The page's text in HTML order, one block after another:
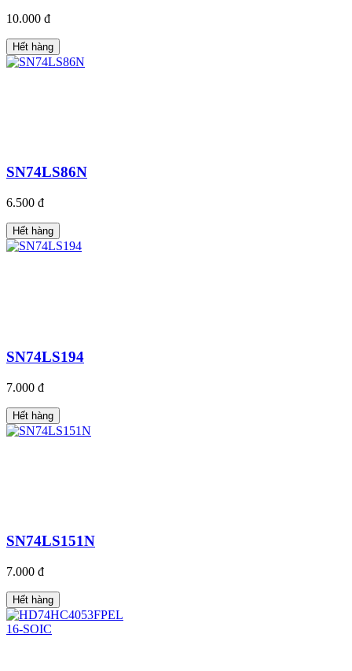
10.000 đ
Hết hàng
SN74LS86N
6.500 đ
Hết hàng
SN74LS194
7.000 đ
Hết hàng
SN74LS151N
7.000 đ
Hết hàng